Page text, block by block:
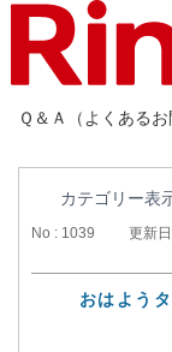
Ｑ＆Ａ（よくあるお
カテゴリー表
No : 1039 更新
おはよう